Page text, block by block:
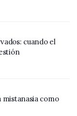
cuando el
mistanasia como